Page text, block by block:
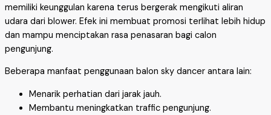
memiliki keunggulan karena terus bergerak mengikuti aliran
udara dari blower. Efek ini membuat promosi terlihat lebih hidup
dan mampu menciptakan rasa penasaran bagi calon
pengunjung.
Beberapa manfaat penggunaan balon sky dancer antara lain:
Menarik perhatian dari jarak jauh.
Membantu meningkatkan traffic pengunjung.